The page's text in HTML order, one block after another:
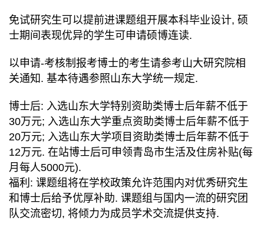
免试研究生可以提前进课题组开展本科毕业设计, 硕
士期间表现优异的学生可申请硕博连读.
以申请-考核制报考博士的考生请参考山大研究院相
关通知 . 基本待遇参照山东大学统一规定.
博士后: 入选山东大学特别资助类博士后年薪不低于
30万元; 入选山东大学重点资助类博士后年薪不低于
20万元; 入选山东大学项目资助类博士后年薪不低于
12万元. 在站博士后可申领青岛市生活及住房补贴(每
月每人5000元).
福利: 课题组将在学校政策允许范围内对优秀研究生
和博士后给予优厚补助. 课题组与国内一流的研究团
队交流密切, 将倾力为成员学术交流提供支持.